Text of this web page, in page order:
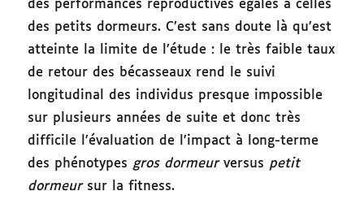
des performances reproductives égales à celles
des petits dormeurs. C’est sans doute là qu’est
atteinte la limite de l’étude : le très faible taux
de retour des bécasseaux rend le suivi
longitudinal des individus presque impossible
sur plusieurs années de suite et donc très
difficile l’évaluation de l’impact à long-terme
des phénotypes gros dormeurversus petit
dormeursur la fitness.